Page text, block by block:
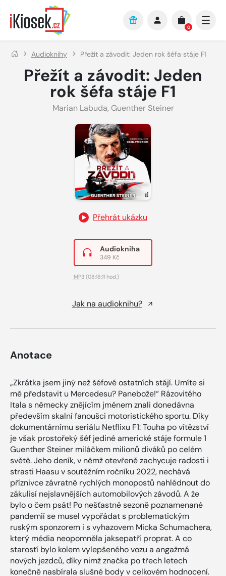
Přejít na hlavní obsah
0
Audioknihy Přežít a závodit: Jeden rok šéfa stáje F1
Přežít a závodit: Jeden
rok šéfa stáje F1
Marian Labuda, Guenther Steiner
Přehrát ukázku
Audiokniha
349 Kč
MP3 (08:18:11 hod.)
Jak na audioknihu?
Anotace
„Zkrátka jsem jiný než šéfové ostatních stájí. Umíte si
mě představit u Mercedesu? Panebože!“ Rázovitého
Itala s německy znějícím jménem znali donedávna
především skalní fanoušci motoristického sportu. Díky
dokumentárnímu seriálu Netflixu F1: Touha po vítězství
je však prostořeký šéf jediné americké stáje formule 1
Guenther Steiner miláčkem milionů diváků po celém
světě. Jeho deník, v němž otevřeně zachycuje radosti i
strasti Haasu v soutěžním ročníku 2022, nechává
příznivce závratně rychlých monopostů nahlédnout do
zákulisí nejslavnějších automobilových závodů. A že
bylo o čem psát! Po nešťastné sezoně poznamenané
pandemií se musel vypořádat s problematickým
ruským sponzorem i s vyhazovem Micka Schumachera,
který média neopomněla jaksepatří proprat. A co
starostí bylo kolem vylepšeného vozu a angažmá
nových jezdců, díky nimž značka po třech letech
konečně nasbírala slušné body v celkovém hodnocení.